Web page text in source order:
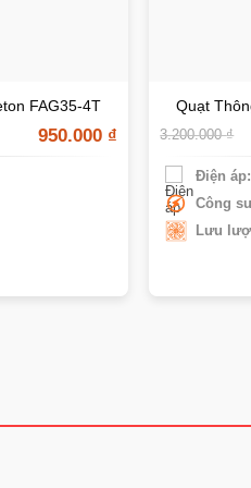
FAG35-4T
950.000 ₫
Quạt
3.200.000₫
Điện áp:
Công
Lưu